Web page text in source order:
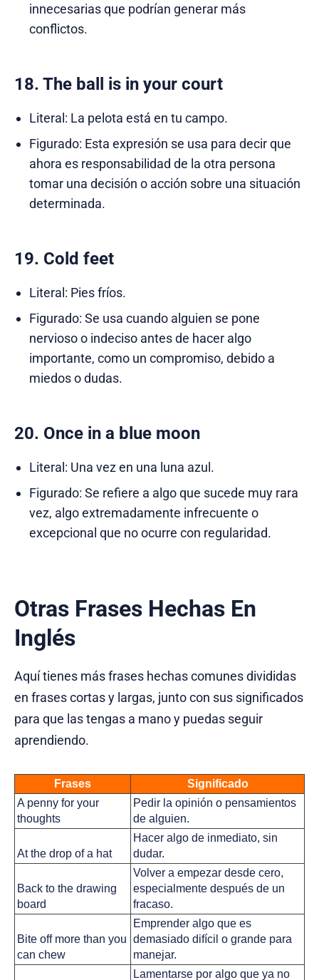
innecesarias que podrían generar más
conflictos.
18. The ball is in your court
Literal: La pelota está en tu campo.
Figurado: Esta expresión se usa para decir que
ahora es responsabilidad de la otra persona
tomar una decisión o acción sobre una situación
determinada.
19. Cold feet
Literal: Pies fríos.
Figurado: Se usa cuando alguien se pone
nervioso o indeciso antes de hacer algo
importante, como un compromiso, debido a
miedos o dudas.
20. Once in a blue moon
Literal: Una vez en una luna azul.
Figurado: Se refiere a algo que sucede muy rara
vez, algo extremadamente infrecuente o
excepcional que no ocurre con regularidad.
Otras Frases Hechas En
Inglés
Aquí tienes más frases hechas comunes divididas
en frases cortas y largas, junto con sus significados
para que las tengas a mano y puedas seguir
aprendiendo.
Frases
Significado
A penny for your
thoughts
Pedir la opinión o pensamientos
de alguien.
At the drop of a hat
Hacer algo de inmediato, sin
dudar.
Back to the drawing
board
Volver a empezar desde cero,
especialmente después de un
fracaso.
Bite off more than you
can chew
Emprender algo que es
demasiado difícil o grande para
manejar.
Lamentarse por algo que ya no